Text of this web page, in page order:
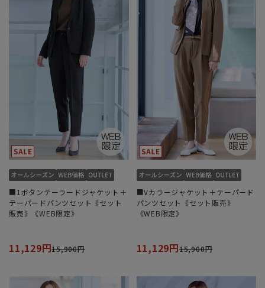
■1ボタンテーラードジャケット＋
テーパードパンツセット《セット
販売》《WEB限定》
11,129円15,900円
■Vカラージャケット＋テーパード
パンツセット《セット販売》
《WEB限定》
11,129円15,900円